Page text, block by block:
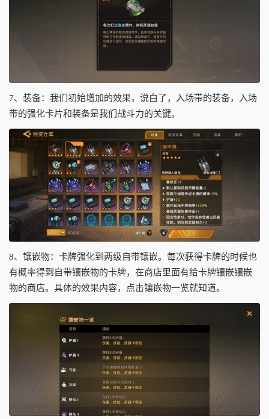
7、装备：我们初始增加的效果，说白了，入场带的装备，入场
带的强化卡片和装备是我们战斗力的关键。
8、镶嵌物：卡牌强化到两级自带镶嵌。每次获得卡牌的时候也
有概率得到自带镶嵌物的卡牌，在商店里面有给卡牌镶嵌镶嵌
物的商店。具体的效果内容，点击镶嵌物一览就知道。